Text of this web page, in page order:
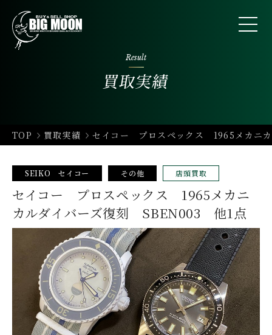
Result
買取実績
TOP 買取実績 セイコー プロスペックス 1965メカニ
SEIKO セイコー その他 店頭買取
セイコー プロスペックス 1965メカニ
カルダイバーズ復刻 SBEN003 他1点